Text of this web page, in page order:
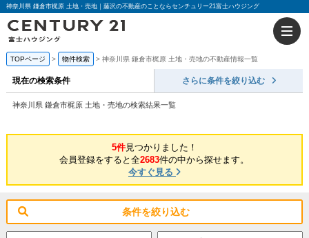
神奈川県 鎌倉市梶原 土地・売地｜藤沢の不動産のことならセンチュリー21富士ハウジング
TOPページ 物件検索 神奈川県 鎌倉市梶原 土地・売地の不動産情報一覧
現在の検索条件 さらに条件を絞り込む
神奈川県 鎌倉市梶原 土地・売地の検索結果一覧
5件見つかりました！
会員登録をすると全2683件の中から探せます。
今すぐ見る
条件を絞り込む